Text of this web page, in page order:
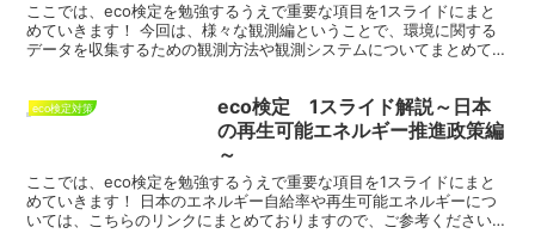
ここでは、eco検定を勉強するうえで重要な項目を1スライドにまと
めていきます！ 今回は、様々な観測編ということで、環境に関する
データを収集するための観測方法や観測システムについてまとめてお
eco検定対策
eco検定 1スライド解説～日本
の再生可能エネルギー推進政策編
～
ここでは、eco検定を勉強するうえで重要な項目を1スライドにまと
めていきます！ 日本のエネルギー自給率や再生可能エネルギーにつ
いては、こちらのリンクにまとめておりますので、ご参考ください。